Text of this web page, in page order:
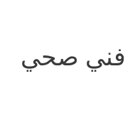
فني صحي